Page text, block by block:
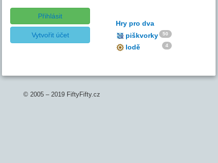
Přihlásit
Vytvořit účet
Hry pro dva
piškvorky
50
lodě 4
© 2005 – 2019 FiftyFifty.cz